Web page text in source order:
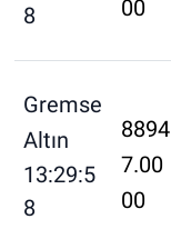
8 00
Gremse
Altın
13:29:5
8
8894
7.00
00